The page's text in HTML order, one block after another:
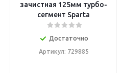
зачистная 125мм турбо-
сегмент Sparta
Достаточно
Артикул: 729885